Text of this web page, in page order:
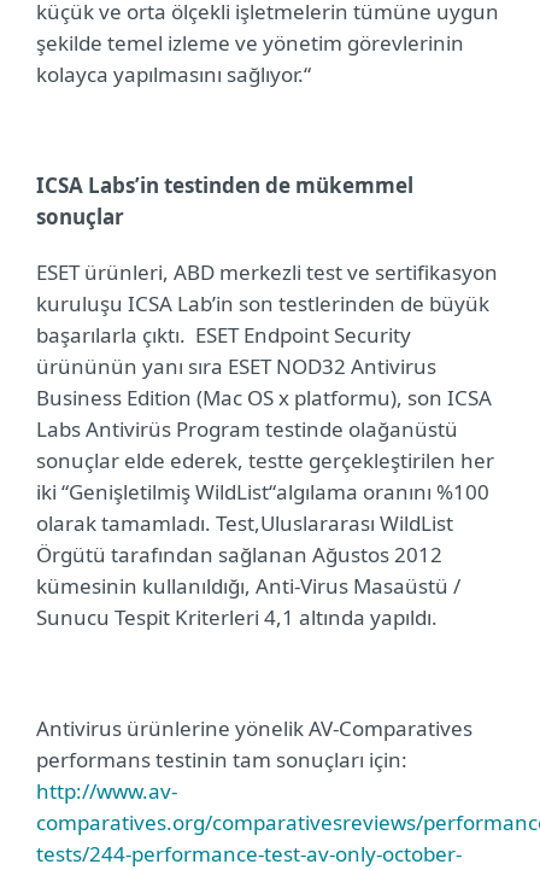
küçük ve orta ölçekli işletmelerin tümüne uygun
şekilde temel izleme ve yönetim görevlerinin
kolayca yapılmasını sağlıyor.“
ICSA Labs’in testinden de mükemmel
sonuçlar
ESET ürünleri, ABD merkezli test ve sertifikasyon
kuruluşu ICSA Lab’in son testlerinden de büyük
başarılarla çıktı. ESET Endpoint Security
ürününün yanı sıra ESET NOD32 Antivirus
Business Edition (Mac OS x platformu), son ICSA
Labs Antivirüs Program testinde olağanüstü
sonuçlar elde ederek, testte gerçekleştirilen her
iki “Genişletilmiş WildList“algılama oranını %100
olarak tamamladı. Test,Uluslararası WildList
Örgütü tarafından sağlanan Ağustos 2012
kümesinin kullanıldığı, Anti-Virus Masaüstü /
Sunucu Tespit Kriterleri 4,1 altında yapıldı.
Antivirus ürünlerine yönelik AV-Comparatives
performans testinin tam sonuçları için:
http://www.av-
comparatives.org/comparativesreviews/
tests/244-performance-test-av-only-october-